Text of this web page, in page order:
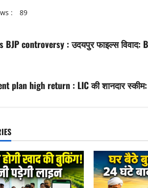
: 89
BJP controversy : उदयपुर फाइल्स विवाद:
plan high return : LIC की शानदार